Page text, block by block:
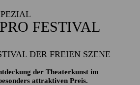
FESTIVAL
DER FREIEN SZENE
der Theaterkunst im
attraktiven Preis.